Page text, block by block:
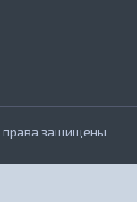
права защищены